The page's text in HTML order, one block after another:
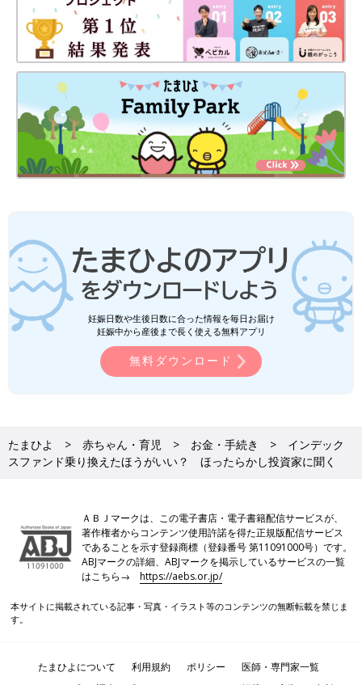
執筆者ともその責任は負いません。
貯まる人の冷蔵庫はスカスカ！[お金が貯
まりだす習慣#6]
こんにちは。マネーライター・FPの大上ミカで
す。突然ですが、あなたの冷蔵庫は、ぎゅうぎ
ゅうですか？ スカスカですか？ 今回は、貯
まる人の冷蔵庫の共通点についてご紹介しま
す！
ったらかし投資家に
聞く
し投資家に聞く
妊娠日数や生後日数に合った情報を毎日お届け
妊娠中から産後まで長く使える無料アプリ
無料ダウンロード
たまひよ 赤ちゃん・育児 お金・手続き
インデック
スファンド乗り換えたほうがいい？ ほったらかし投資家に聞く
ＡＢＪマークは、この電子書店・電子書籍配信サービスが、
著作権者からコンテンツ使用許諾を得た正規版配信サービス
であることを示す登録商標（登録番号 第11091000号）です。
ABJマークの詳細、ABJマークを掲示しているサービスの一覧
はこちら→https://aebs.or.jp/
本サイトに掲載されている記事・写真・イラスト等のコンテンツの無断転載を禁じま
す。
たまひよについて 利用規約 ポリシー
医師・専門家一覧